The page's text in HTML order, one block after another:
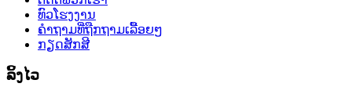
ທົວໂຮງງານ
ຄຳຖາມທີ່ຖືກຖາມເລື້ອຍໆ
ກຽດສັກສີ
ລິ້ງໄວ